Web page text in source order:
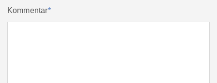
Kommentar*